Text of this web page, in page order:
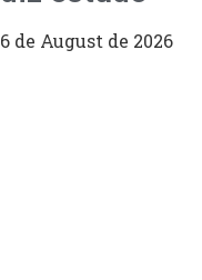
6 de August de 2026